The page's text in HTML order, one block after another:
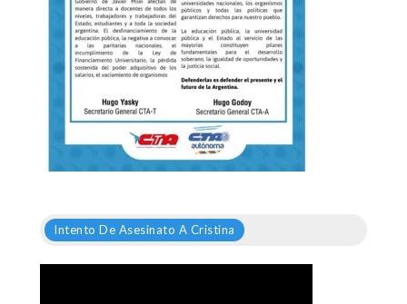
Intento De Asesinato A Cristina